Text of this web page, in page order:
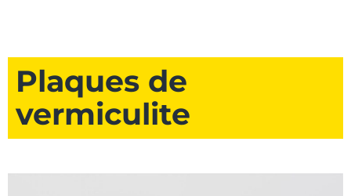
Plaques de
vermiculite